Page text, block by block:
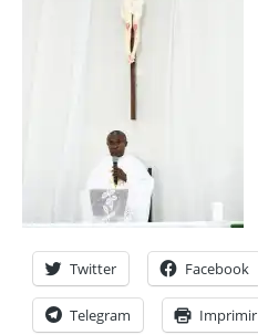
Twitter Facebook
Telegram Imprimir